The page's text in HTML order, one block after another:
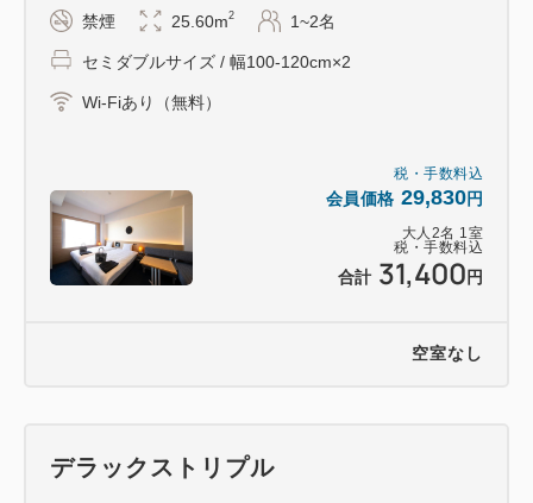
■14階大浴場案内 -------------
ご利用時間：6：00～10：00・15：00～24：00
フロア：アマネク別府ゆらり 14階
■屋上 インフィニティプール案内 ---------------
ご利用時間：6：00〜10：00・15：00～22：00
※営業時間は、メンテナンス等により変更となる場合
税・手数料込
会員価格 29,830円
大人 2名 1 室
税・手数料込
合計 31,400 円
禁煙 25.60m2 1~2名
セミダブルサイズ / 幅100-120cm×2
Wi-Fiあり（無料）
空室なし
デラックストリプル